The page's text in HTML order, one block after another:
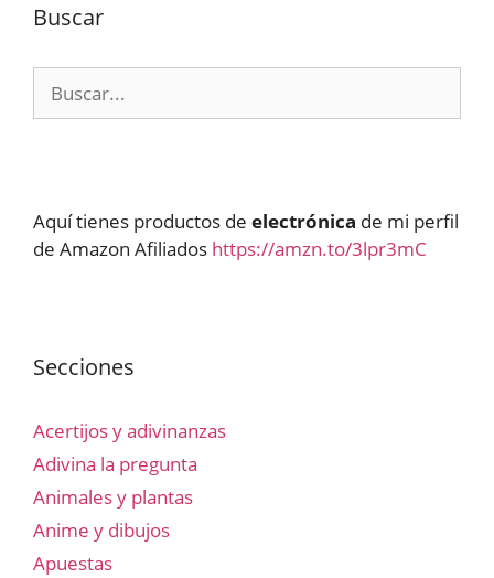
Buscar
Aquí tienes productos de electrónica de mi perfil
de Amazon Afiliados https://amzn.to/3lpr3mC
Secciones
Acertijos y adivinanzas
Adivina la pregunta
Animales y plantas
Anime y dibujos
Apuestas